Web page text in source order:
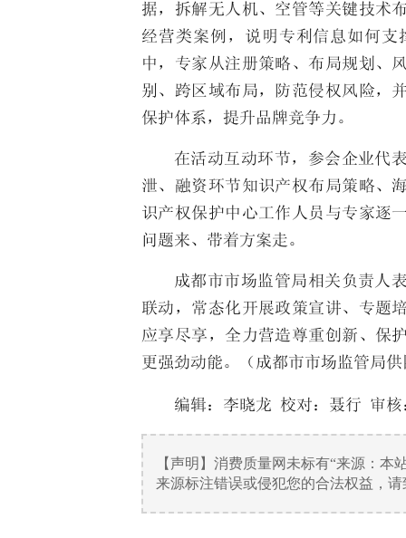
据，拆解无人机、空管等关键技术
经营类案例，说明专利信息如何
中，专家从注册策略、布局规划、
别、跨区域布局，防范侵权风险，
保护体系，提升品牌竞争力。
在活动互动环节，参会企业代
泄、融资环节知识产权布局策略、
识产权保护中心工作人员与专家
问题来、带着方案走。
成都市市场监管局相关负责人
联动，常态化开展政策宣讲、专题
应享尽享，全力营造尊重创新、保
更强劲动能。
（成都市市场监管局
编辑： 李晓龙 校对：聂行 审核
【声明】消费质量网未标有“来源：
来源标注错误或侵犯您的合法权益，